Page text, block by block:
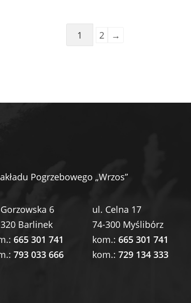
Guestbook
list
1 2 →
Pogrzebowego „Wrzos”
6
Barlinek
665 301 741
793 033 666
ul. Celna 17
74-300 Myślibórz
kom.:665 301 741
kom.:729 134 333